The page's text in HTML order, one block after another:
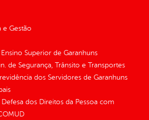
e Gestão
Superior de Garanhuns
de Segurança, Trânsito e Transportes
dos Servidores de Garanhuns
dos Direitos da Pessoa com